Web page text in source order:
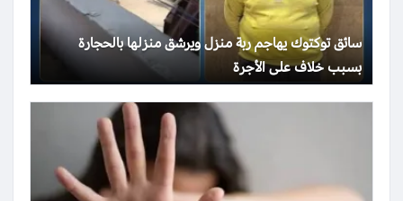
سائق توكتوك يهاجم ربة منزل ويرشق منزلها بالحجارة
بسبب خلاف على الأجرة